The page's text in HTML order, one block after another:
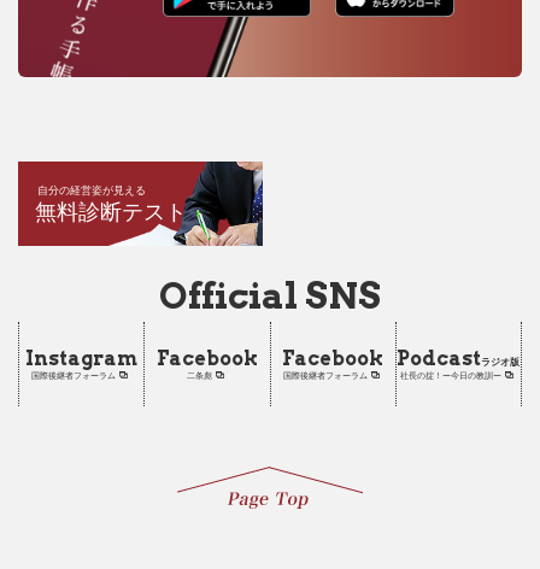
自分の経営姿が見える
無料診断テスト
Official SNS
Instagram
国際後継者フォーラム
Facebook
二条彪
Facebook
国際後継者フォーラム
Podcastラジオ版
社長の掟！ー今日の教訓ー